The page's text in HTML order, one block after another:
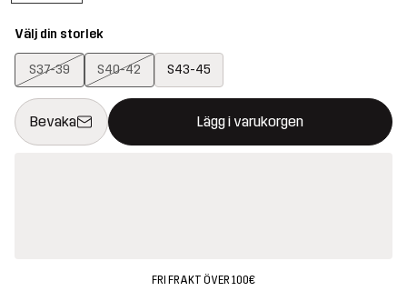
Välj din storlek
S37-39 S40-42 S43-45
Bevaka Lägg i varukorgen
Denna knapp kommer att öppna en modal som bekräftar en ny
{{size}} inte tillgänglig
FRI FRAKT ÖVER 100€